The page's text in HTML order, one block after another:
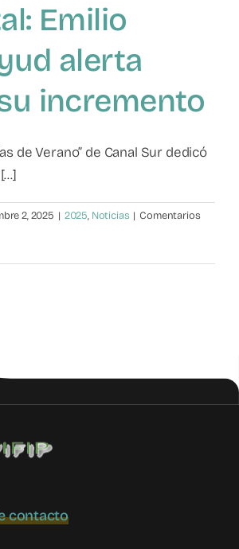
Emilio
alerta
incremento
de Verano” de Canal Sur dedicó
2, 2025 | 2025, Noticias | Comentarios
contacto